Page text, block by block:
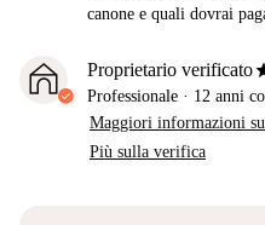
canone e quali dovrai
Proprietario verificato
Professionale · 12 anni
Maggiori informazioni
Più sulla verifica